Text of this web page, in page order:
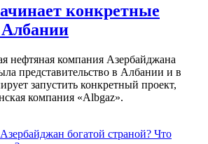
конкретные
нефтяная компания Азербайджана
представительство в Албании и в
запустить конкретный проект,
компания «Albgaz».